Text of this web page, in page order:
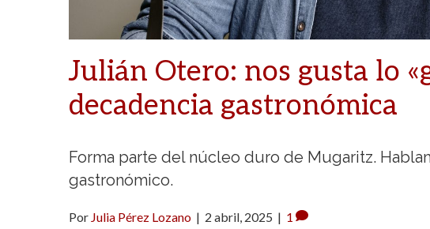
Julián Otero: nos gusta lo
decadencia gastronómica
Forma parte del núcleo duro de Mugaritz.
gastronómico.
Por Julia Pérez Lozano | 2 abril, 2025 | 1